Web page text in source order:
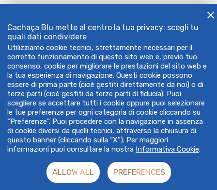
Cachaça Blu mette al centro la tua privacy: scegli tu
quali dati condividere
Utilizziamo cookie tecnici, strettamente necessari per il
corretto funzionamento di questo sito web e, previo tuo
consenso, cookie per migliorare le prestazioni del sito web e
la tua esperienza di navigazione. Questi cookie possono
essere di prima parte (cioè gestiti direttamente da noi) o di
terze parti (cioè gestiti da terze parti di fiducia). Puoi
scegliere se accettare tutti i cookie oppure puoi selezionare
le tue preferenze per ogni categoria di cookie cliccando su
“Preferenze”. Puoi procedere con la navigazione in assenza
di cookie diversi da quelli tecnici, attraverso la chiusura di
questo banner (cliccando sulla “X”). Per maggiori
informazioni puoi consultare la nostra Informativa Cookie.
ALLOW ALL PREFERENCES